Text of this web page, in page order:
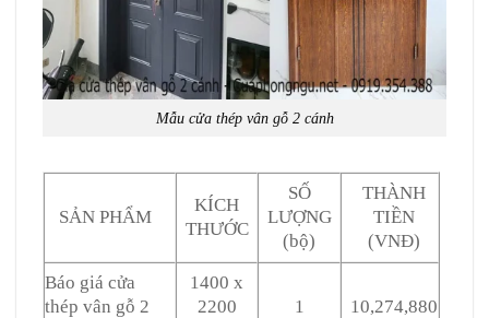
Mẫu cửa thép vân gỗ 2 cánh
SẢN PHẨM
KÍCH
THƯỚC
SỐ
LƯỢNG
(bộ)
THÀNH
TIỀN
(VNĐ)
Báo giá cửa
thép vân gỗ 2
1400 x
2200
1 10,274,880